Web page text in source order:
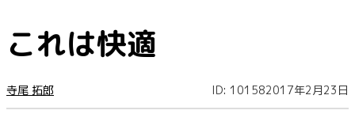
これは快適
寺尾 拓郎 ID: 101582017年2月23日